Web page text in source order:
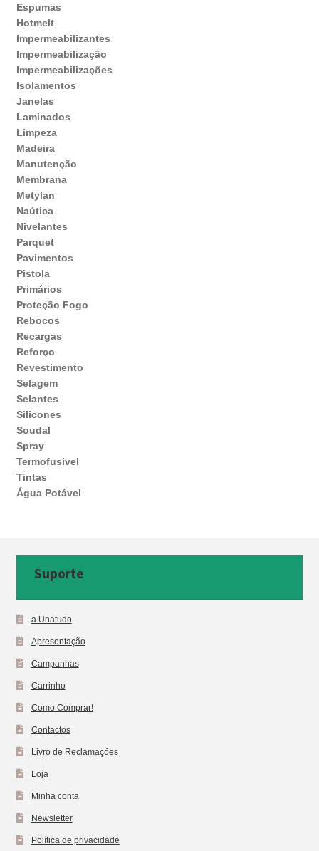
Espumas
Hotmelt
Impermeabilizantes
Impermeabilização
Impermeabilizações
Isolamentos
Janelas
Laminados
Limpeza
Madeira
Manutenção
Membrana
Metylan
Naútica
Nivelantes
Parquet
Pavimentos
Pistola
Primários
Proteção Fogo
Rebocos
Recargas
Reforço
Revestimento
Selagem
Selantes
Silicones
Soudal
Spray
Termofusivel
Tintas
Água Potável
Suporte
a Unatudo
Apresentação
Campanhas
Carrinho
Como Comprar!
Contactos
Livro de Reclamações
Loja
Minha conta
Newsletter
Política de privacidade